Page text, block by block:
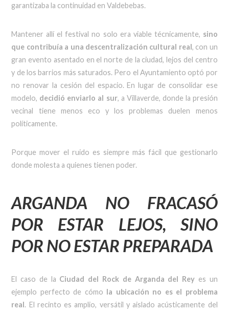
garantizaba la continuidad en Valdebebas.
Mantener allí el festival no solo era viable técnicamente, sino
que contribuía a una descentralización cultural real, con un
gran evento asentado en el norte de la ciudad, lejos del centro
y de los barrios más saturados. Pero el Ayuntamiento optó por
no renovar la cesión del espacio. En lugar de consolidar ese
modelo, decidió enviarlo al sur, a Villaverde, donde la presión
vecinal tiene menos eco y los problemas duelen menos
políticamente.
Porque mover el ruido es siempre más fácil que gestionarlo
donde molesta a quienes tienen poder.
ARGANDA NO FRACASÓ
POR ESTAR LEJOS, SINO
POR NO ESTAR PREPARADA
El caso de la Ciudad del Rock de Arganda del Rey es un
ejemplo perfecto de cómo la ubicación no es el problema
real. El recinto es amplio, versátil y aislado acústicamente del